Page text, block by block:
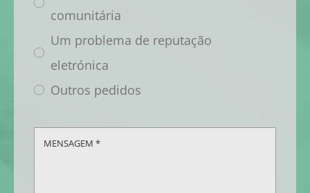
comunitária
Um problema de reputação
eletrónica
Outros pedidos